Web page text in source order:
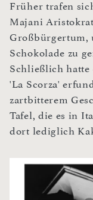
Früher trafen
Majani
Großbürgertum,
Schokolade zu
Schließlich hatte
'La Scorza'
zartbitterem
Tafel, die es in
dort lediglich